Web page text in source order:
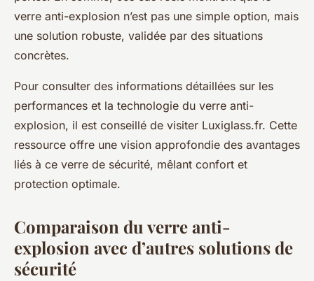
verre anti-explosion n’est pas une simple option, mais
une solution robuste, validée par des situations
concrètes.
Pour consulter des informations détaillées sur les
performances et la technologie du verre anti-
explosion, il est conseillé de visiter Luxiglass.fr. Cette
ressource offre une vision approfondie des avantages
liés à ce verre de sécurité, mêlant confort et
protection optimale.
Comparaison du verre anti-
explosion avec d’autres solutions de
sécurité